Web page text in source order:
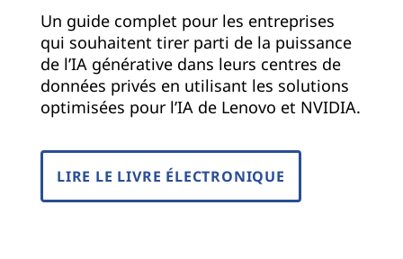
Un guide complet pour les entreprises
qui souhaitent tirer parti de la puissance
de l’IA générative dans leurs centres de
données privés en utilisant les solutions
optimisées pour l’IA de Lenovo et NVIDIA.
LIRE LE LIVRE ÉLECTRONIQUE